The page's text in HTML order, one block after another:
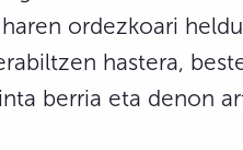
ordezkoari
hastera,
berria eta denon